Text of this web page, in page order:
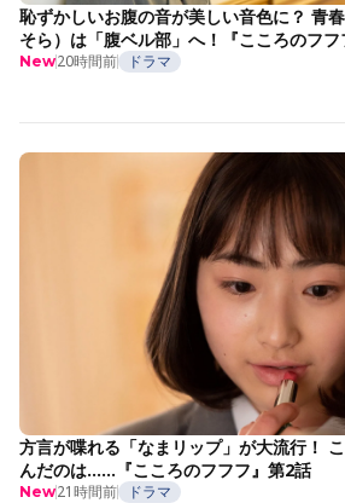
恥ずかしいお腹の音が美しい音色に？ 青
そら）は「腹ベル部」へ！『こころのフ
New20時間前 ドラマ
方言が喋れる「なまリップ」が大流行！
んだのは……『こころのフフフ』第2話
New21時間前 ドラマ